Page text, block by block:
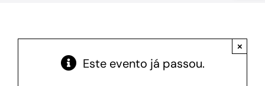
Este evento já passou.
×